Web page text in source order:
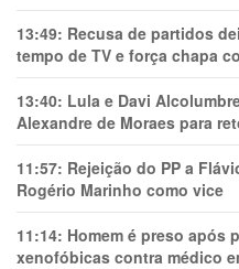
13:49: Recusa de partidos
tempo de TV e força chapa
13:40: Lula e Davi
Alexandre de Moraes para
11:57: Rejeição do PP a
Rogério Marinho como vice
11:14: Homem é preso após
xenofóbicas contra médico